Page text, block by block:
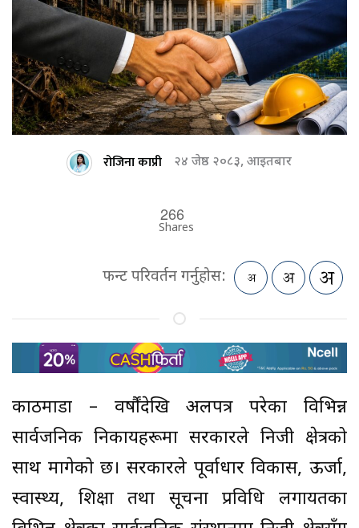
रोजिना काप्री २४ जेष्ठ २०८३, आइतबार
266
Shares
फन्ट परिवर्तन गर्नुहोस:
काठमाडौं – वर्षौंदेखि अलपत्र परेका विभिन्न
सार्वजनिक निकायहरूमा सरकारले निजी क्षेत्रको
साथ मागेको छ। सरकारले पूर्वाधार विकास, ऊर्जा,
स्वास्थ्य, शिक्षा तथा सूचना प्रविधि लगायतका